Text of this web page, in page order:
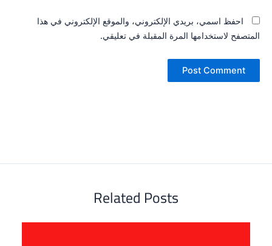
احفظ اسمي، بريدي الإلكتروني، والموقع الإلكتروني في هذا
المتصفح لاستخدامها المرة المقبلة في تعليقي.
Related Posts